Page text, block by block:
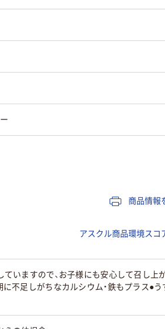
商品情報
アスクル商品環境スコ
いますので、お子様にも安心して召し上
不足しがちなカルシウム・鉄もプラス●う